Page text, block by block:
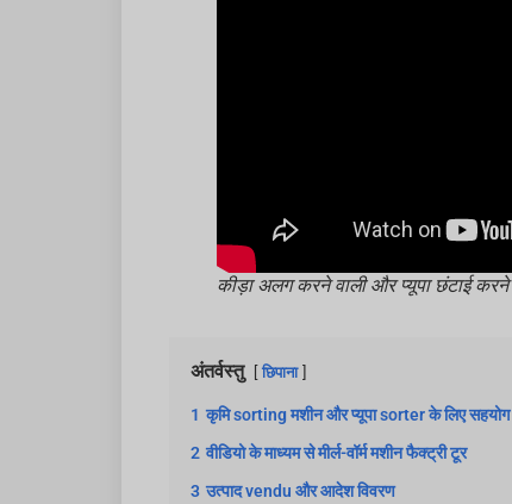
कीड़ा अलग करने वाली और प्यूपा छंटाई
अंतर्वस्तु छिपाना
1 कृमि sorting मशीन और प्यूपा sorter के लिए
2 वीडियो के माध्यम से मीर्ल-वॉर्म मशीन फैक्ट्री टूर
3 उत्पाद vendu और आदेश विवरण